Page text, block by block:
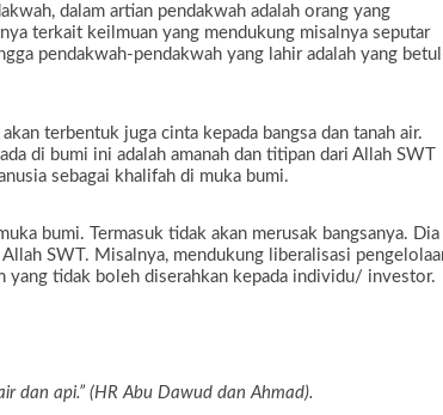
dalam artian pendakwah adalah orang yang
terkait keilmuan yang mendukung misalnya seputar
pendakwah-pendakwah yang lahir adalah yang
terbentuk juga cinta kepada bangsa dan tanah air.
di bumi ini adalah amanah dan titipan dari Allah SWT
sebagai khalifah di muka bumi.
bumi. Termasuk tidak akan merusak bangsanya. Dia
SWT. Misalnya, mendukung liberalisasi
yang tidak boleh diserahkan kepada individu/ investor.
dan api.” (HR Abu Dawud dan Ahmad).